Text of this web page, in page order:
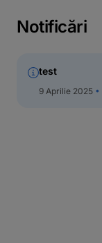
Notificări
test
9 Aprilie 2025